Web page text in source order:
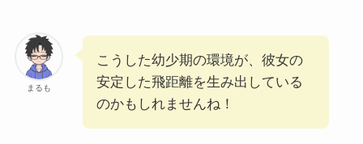
まるも
こうした幼少期の環境が、彼女の
安定した飛距離を生み出している
のかもしれませんね！